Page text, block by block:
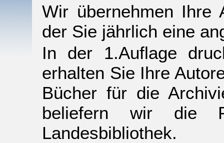
Wir übernehmen Ihre
der Sie jährlich eine
In der 1.Auflage
erhalten Sie Ihre
Bücher für die
beliefern wir die
Landesbibliothek.